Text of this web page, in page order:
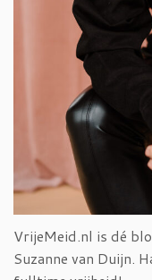
VrijeMeid.nl is dé
Suzanne van Duijn.